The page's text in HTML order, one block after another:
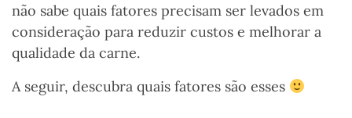
não sabe quais fatores precisam ser levados em
consideração para reduzir custos e melhorar a
qualidade da carne.
A seguir, descubra quais fatores são esses